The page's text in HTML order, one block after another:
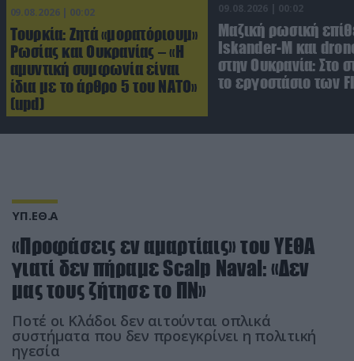
09.08.2026 | 00:02
Τουρκία: Ζητά «μορατόριουμ»
Ρωσίας και Ουκρανίας – «Η
αμυντική συμφωνία είναι
ίδια με το άρθρο 5 του ΝΑΤΟ»
(upd)
09.08.2026 | 00:02
Μαζική ρωσική
Iskander-M και
στην Ουκρανία: Στο
το εργοστάσιο των
ΥΠ.ΕΘ.Α
«Προφάσεις εν αμαρτίαις» του ΥΕΘΑ
γιατί δεν πήραμε Scalp Naval: «Δεν
μας τους ζήτησε το ΠΝ»
Ποτέ οι Κλάδοι δεν αιτούνται οπλικά
συστήματα που δεν προεγκρίνει η πολιτική
ηγεσία